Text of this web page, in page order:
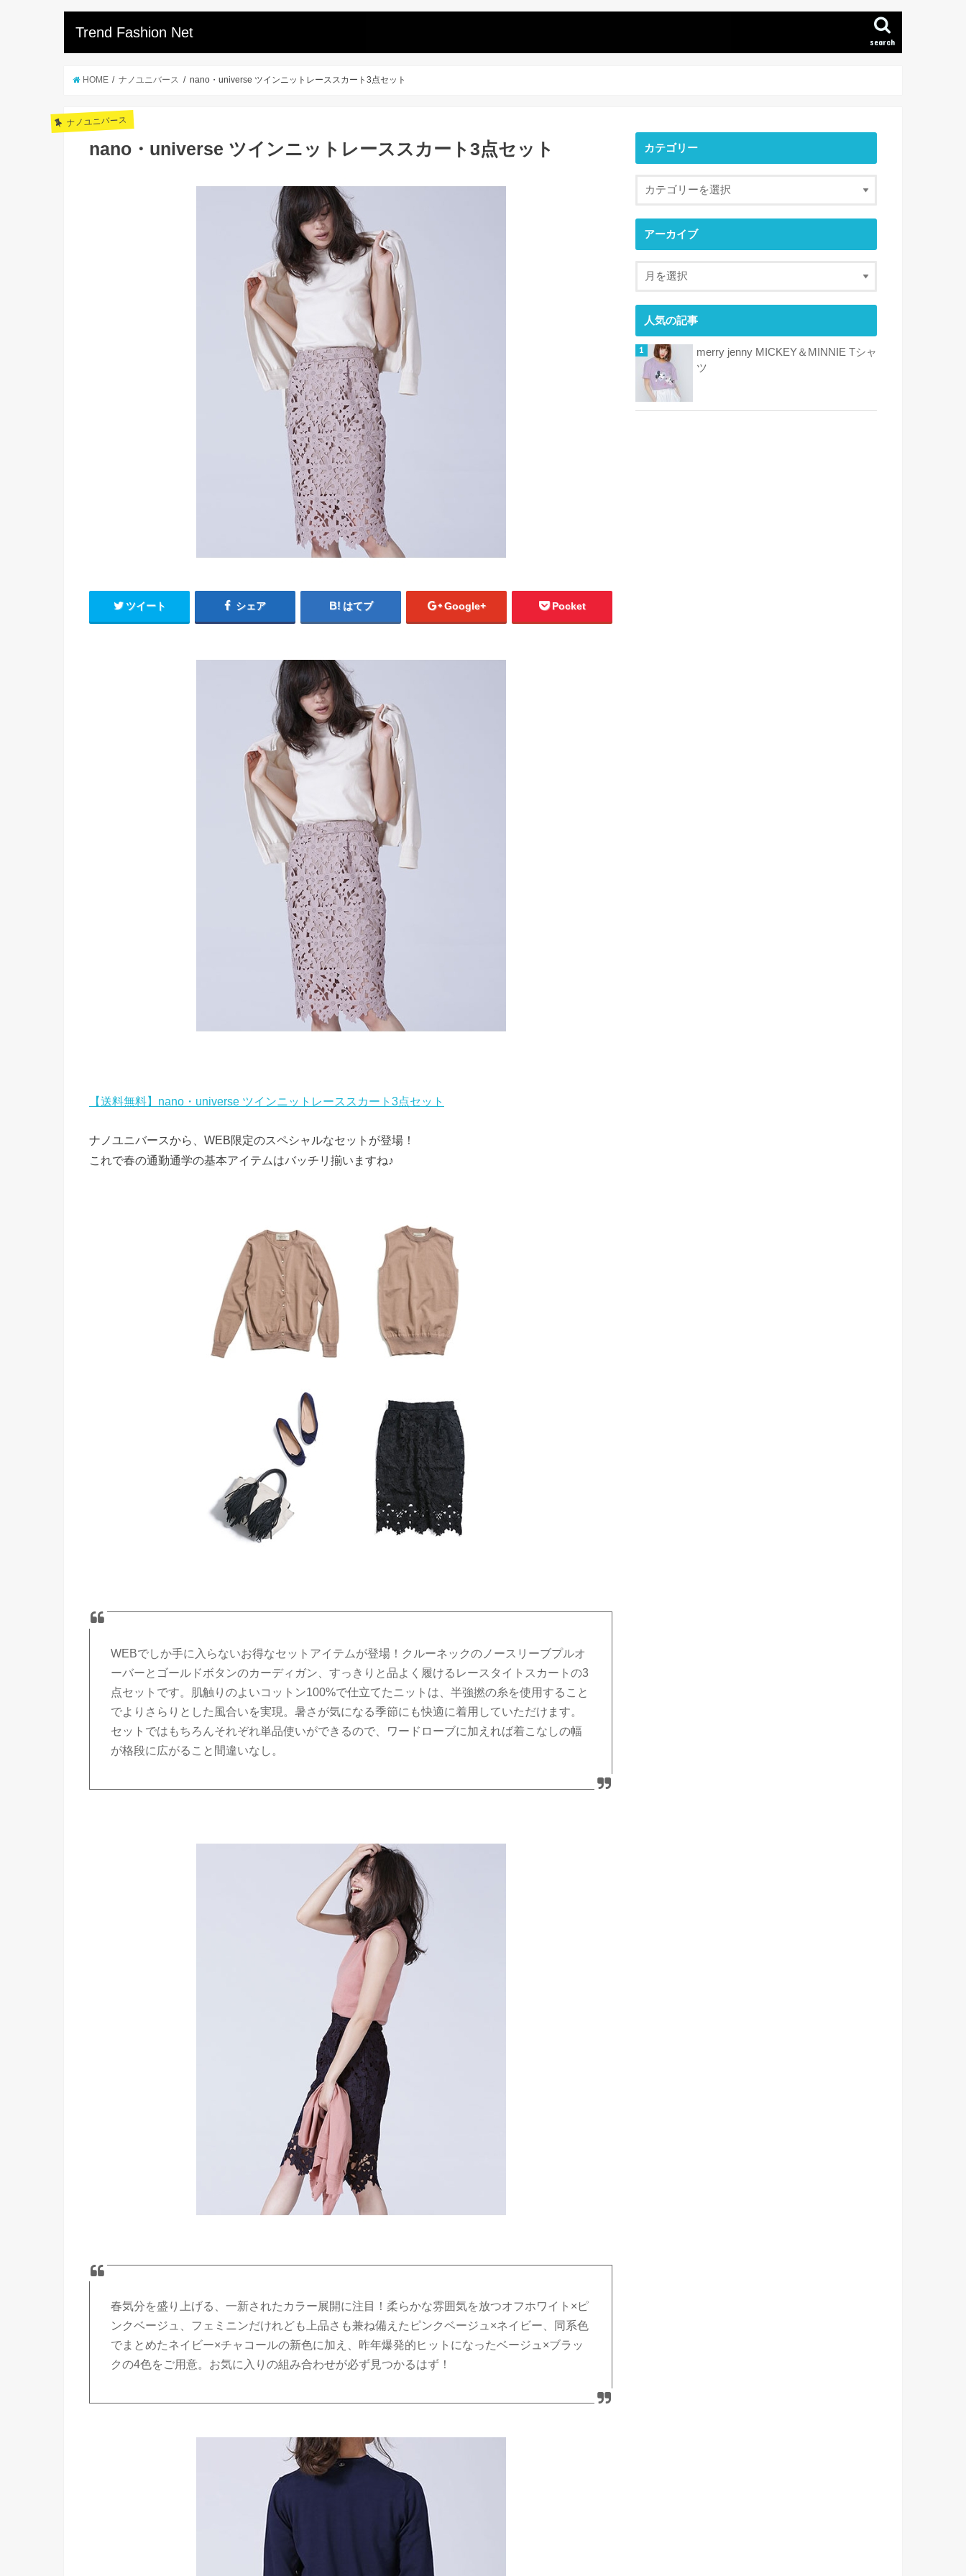
Trend Fashion Net
search
HOME ナノユニバース nano・universe ツインニットレーススカート3点セット
ナノユニバース
nano・universe ツインニットレーススカート3点セット
ツイート シェア はてブ Google+ Pocket
【送料無料】nano・universe ツインニットレーススカート3点セット
ナノユニバースから、WEB限定のスペシャルなセットが登場！
これで春の通勤通学の基本アイテムはバッチリ揃いますね♪
WEBでしか手に入らないお得なセットアイテムが登場！クルーネックのノースリーブプルオ
ーバーとゴールドボタンのカーディガン、すっきりと品よく履けるレースタイトスカートの3
点セットです。肌触りのよいコットン100%で仕立てたニットは、半強撚の糸を使用すること
でよりさらりとした風合いを実現。暑さが気になる季節にも快適に着用していただけます。
セットではもちろんそれぞれ単品使いができるので、ワードローブに加えれば着こなしの幅
が格段に広がること間違いなし。
春気分を盛り上げる、一新されたカラー展開に注目！柔らかな雰囲気を放つオフホワイト×ピ
ンクベージュ、フェミニンだけれども上品さも兼ね備えたピンクベージュ×ネイビー、同系色
でまとめたネイビー×チャコールの新色に加え、昨年爆発的ヒットになったベージュ×ブラッ
クの4色をご用意。お気に入りの組み合わせが必ず見つかるはず！
カテゴリー
アーカイブ
人気の記事
merry jenny MICKEY＆MINNIE Tシャ
ツ